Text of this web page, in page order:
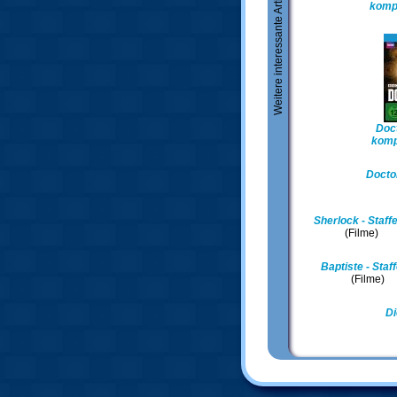
Weitere interessante Artikel
Sherlock -
(Filme)
Baptiste -
(Filme)